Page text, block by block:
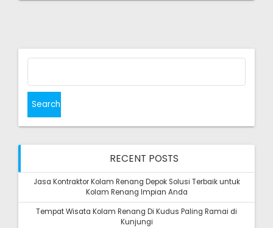
Search
RECENT POSTS
Jasa Kontraktor Kolam Renang Depok Solusi Terbaik untuk
Kolam Renang Impian Anda
Tempat Wisata Kolam Renang Di Kudus Paling Ramai di
Kunjungi